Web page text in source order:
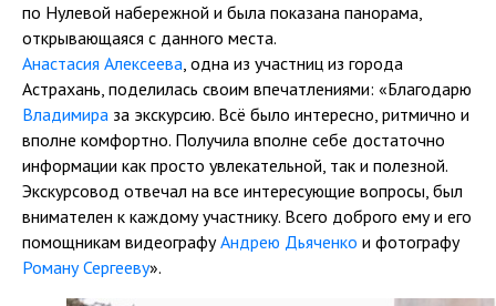
по Нулевой набережной и была показана панорама,
открывающаяся с данного места.
Анастасия Алексеева, одна из участниц из города
Астрахань, поделилась своим впечатлениями: «Благодарю
Владимира за экскурсию. Всё было интересно, ритмично и
вполне комфортно. Получила вполне себе достаточно
информации как просто увлекательной, так и полезной.
Экскурсовод отвечал на все интересующие вопросы, был
внимателен к каждому участнику. Всего доброго ему и его
помощникам видеографуАндрею Дьяченко и фотографу
Роману Сергееву».